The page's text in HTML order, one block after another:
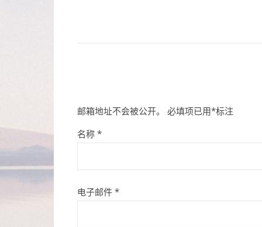
邮箱地址不会被公开。 必填项已用*标注
名称 *
电子邮件 *